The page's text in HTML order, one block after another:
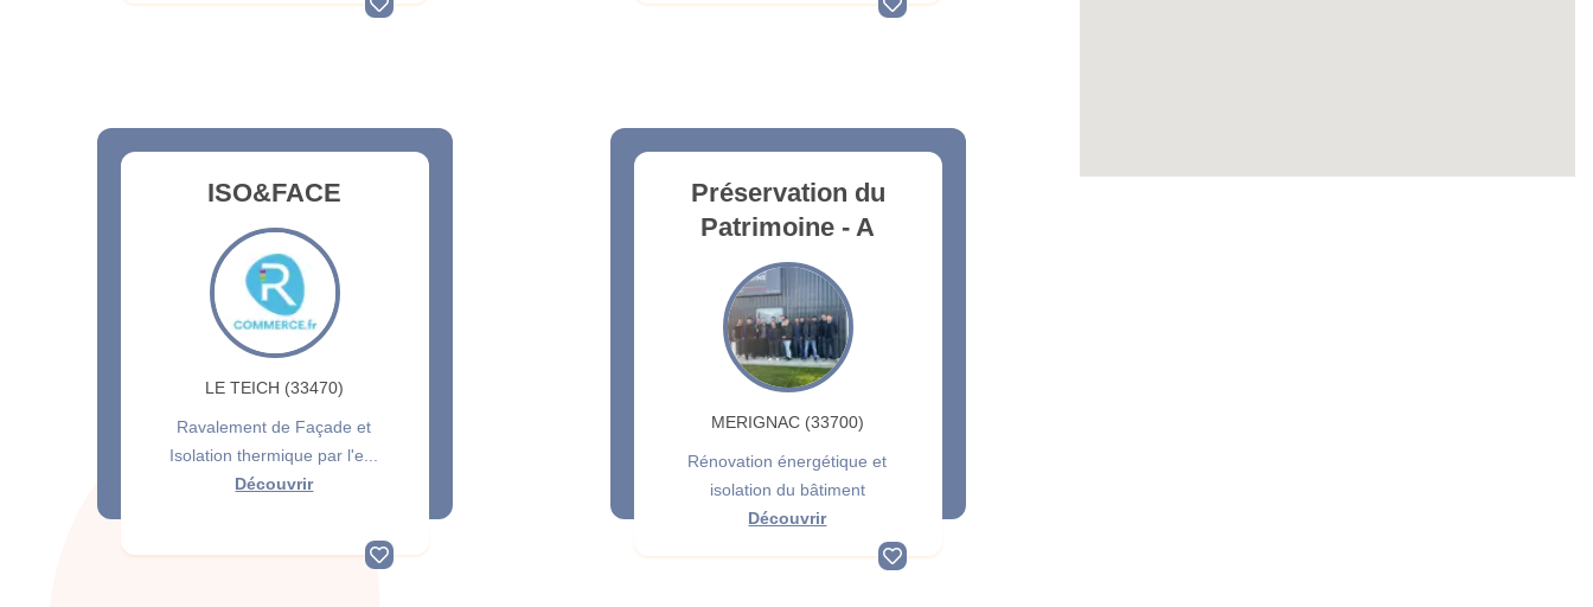
ISO&FACE
LE TEICH (33470)
Ravalement de Façade et
Isolation thermique par l'e...
Découvrir
Préservation du
Patrimoine - A
MERIGNAC (33700)
Rénovation énergétique et
isolation du bâtiment
Découvrir